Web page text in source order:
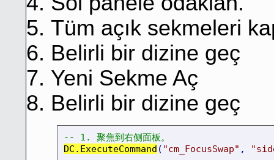
Tüm açık sekmeleri
Belirli bir dizine geç
Yeni Sekme Aç
Belirli bir dizine geç
-- 1. 聚焦到右侧面板。
DC.ExecuteCommand ( "cm_FocusSwap" ,